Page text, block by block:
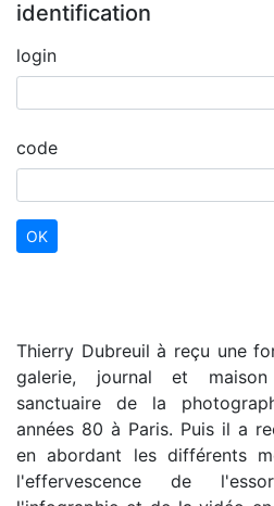
identification
login
code
Thierry Dubreuil à reçu une
galerie, journal et maison
sanctuaire de la
années 80 à Paris. Puis il a
en abordant les différents
l'effervescence de